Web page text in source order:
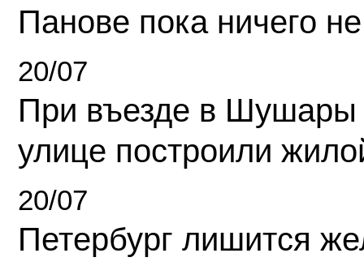
Панове пока ничего
20/07
При въезде в Шушары
улице построили
20/07
Петербург лишится